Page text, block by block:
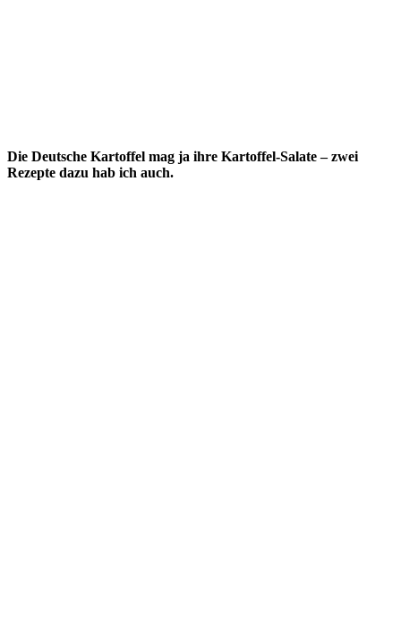
Die Deutsche Kartoffel mag ja ihre Kartoffel-Salate – zwei
Rezepte dazu hab ich auch.